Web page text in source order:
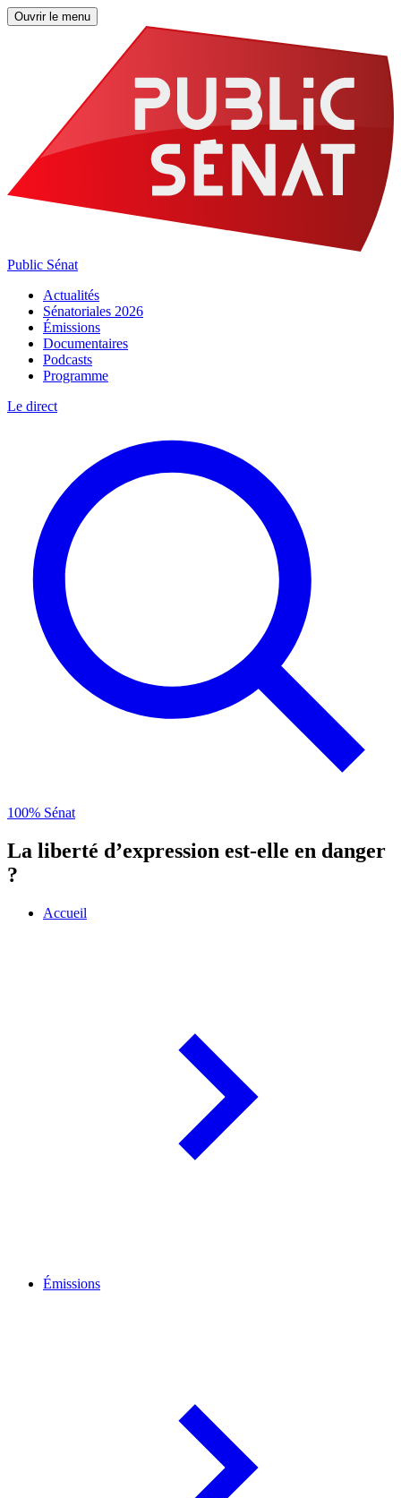
Ouvrir le menu
Public Sénat
Actualités
Sénatoriales 2026
Émissions
Documentaires
Podcasts
Programme
Le direct
100% Sénat
La liberté d’expression est-elle en danger
?
Accueil
Émissions